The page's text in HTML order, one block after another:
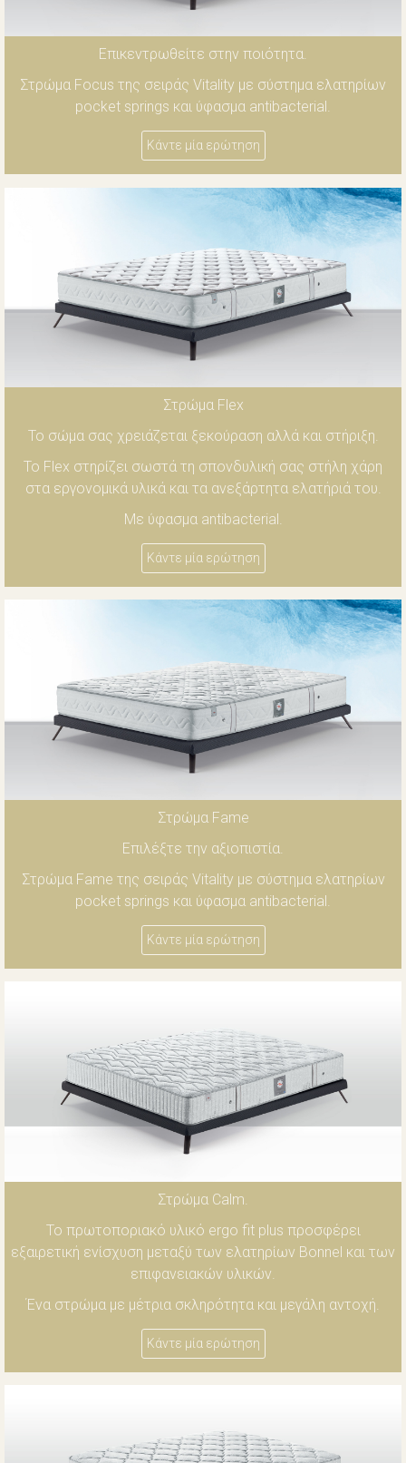
Επικεντρωθείτε στην ποιότητα.
Στρώμα Focus της σειράς Vitality με σύστημα ελατηρίων
pocket springs και ύφασμα antibacterial.
Κάντε μία ερώτηση
Στρώμα Flex
Το σώμα σας χρειάζεται ξεκούραση αλλά και στήριξη.
Το Flex στηρίζει σωστά τη σπονδυλική σας στήλη χάρη
στα εργονομικά υλικά και τα ανεξάρτητα ελατήριά του.
Με ύφασμα antibacterial.
Κάντε μία ερώτηση
Στρώμα Fame
Επιλέξτε την αξιοπιστία.
Στρώμα Fame της σειράς Vitality με σύστημα ελατηρίων
pocket springs και ύφασμα antibacterial.
Κάντε μία ερώτηση
Στρώμα Calm.
Το πρωτοποριακό υλικό ergo fit plus προσφέρει
εξαιρετική ενίσχυση μεταξύ των ελατηρίων Bonnel και των
επιφανειακών υλικών.
Ένα στρώμα με μέτρια σκληρότητα και μεγάλη αντοχή.
Κάντε μία ερώτηση